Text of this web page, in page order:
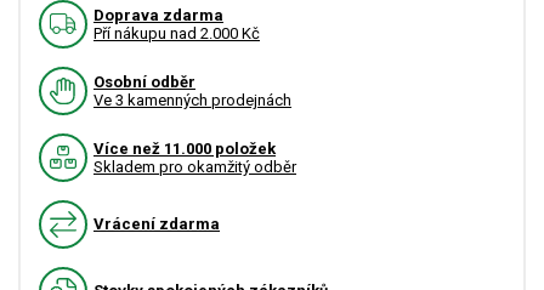
Doprava zdarma
Pří nákupu nad 2.000 Kč
Osobní odběr
Ve 3 kamenných prodejnách
Více než 11.000 položek
Skladem pro okamžitý odběr
Vrácení zdarma